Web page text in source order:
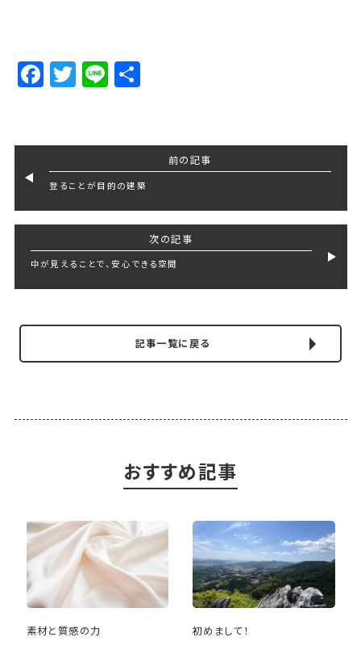
Facebook
Twitter
LineShare
前の記事
登ることが目的の建築
次の記事
中が見えることで、安心できる空間
記事一覧に戻る
おすすめ記事
素材と質感の力 初めまして！